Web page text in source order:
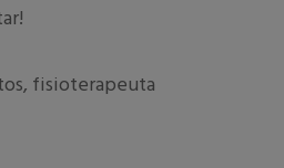
fisioterapeuta